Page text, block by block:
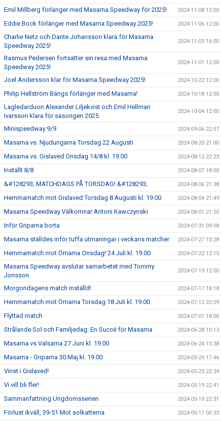
Emil Millberg förlänger med Masarna Speedway för 2025! 2024-11-08 12:00
Eddie Bock förlänger med Masarna Speedway 2025! 2024-11-06 12:00
Charlie Netz och Dante Johansson klara för Masarna
Speedway 2025!
2024-11-03 16:00
Rasmus Pedersen fortsätter sin resa med Masarna
Speedway 2025!
2024-11-01 12:00
Joel Andersson klar för Masarna Speedway 2025! 2024-10-22 12:00
Philip Hellström Bängs förlänger med Masarna! 2024-10-18 12:00
Lagledarduon Alexander Liljekvist och Emil Hellman
Ivarsson klara för säsongen 2025
2024-10-04 12:00
Minispeedway 9/9 2024-09-06 22:57
Masarna vs. Njudungarna Torsdag 22 Augusti 2024-08-20 21:00
Masarna vs. Gislaved Onsdag 14/8 kl. 19.00 2024-08-12 22:23
Inställt 8/8 2024-08-07 18:00
&#128293; MATCHDAGS PÅ TORSDAG! &#128293; 2024-08-06 21:38
Hemmamatch mot Gislaved Torsdag 8 Augusti kl. 19.00 2024-08-04 21:49
Masarna Speedway Välkomnar Antoni Kawczynski 2024-08-01 21:50
Inför Griparna borta 2024-07-31 09:08
Masarna ställdes inför tuffa utmaningar i veckans matcher 2024-07-27 10:28
Hemmamatch mot Örnarna Onsdag! 24 Juli kl. 19.00 2024-07-22 12:15
Masarna Speedway avslutar samarbetet med Tommy
Jonsson
2024-07-19 12:00
Morgondagens match inställd! 2024-07-17 18:18
Hemmamatch mot Örnarna Torsdag 18 Juli kl. 19.00 2024-07-12 22:09
Flyttad match 2024-07-01 18:06
Strålande Sol och Familjedag: En Succé för Masarna 2024-06-28 10:13
Masarna vs Valsarna 27 Juni kl. 19.00 2024-06-24 10:38
Masarna - Griparna 30 Maj kl. 19.00 2024-05-29 17:46
Vinst i Gislaved! 2024-05-23 22:34
Vi vill bli fler! 2024-05-19 22:41
Sammanfattning Ungdomsserien 2024-05-19 22:31
Förlust ikväll, 39-51 Mot solkatterna 2024-05-17 00:33